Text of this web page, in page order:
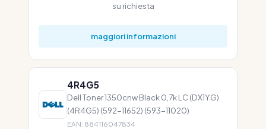
su richiesta
maggiori informazioni
4R4G5
Dell Toner 1350cnw Black 0,7k LC (DX1YG)
(4R4G5) (592-11652) (593-11020)
EAN: 884116047834